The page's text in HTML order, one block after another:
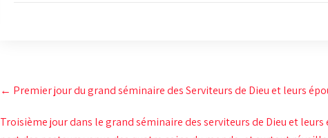
Post
navigation
← Premier jour du grand séminaire des Serviteurs de Dieu et leurs
Troisième jour dans le grand séminaire des serviteurs de Dieu et leurs